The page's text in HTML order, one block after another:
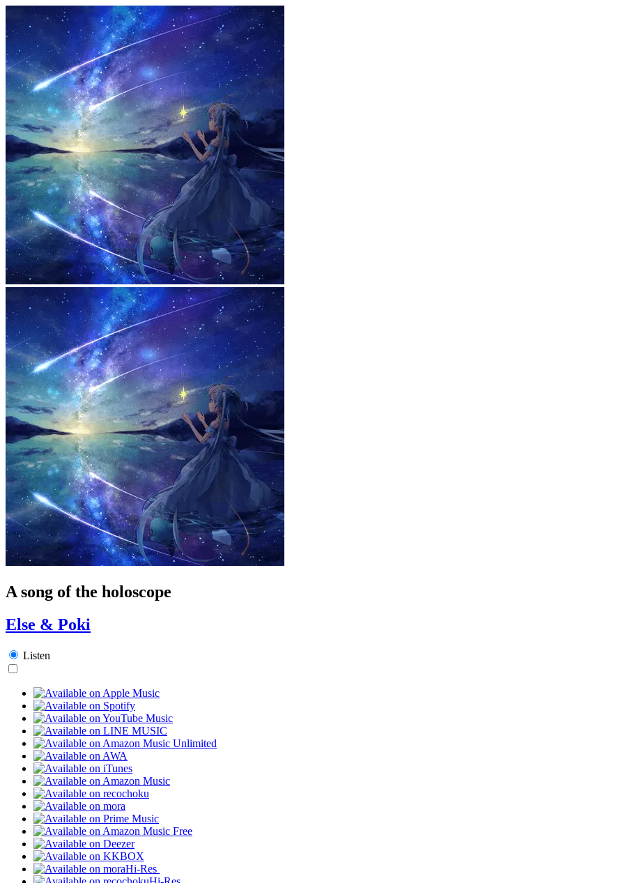
A song of the holoscope
Else & Poki
Listen
Hi-Res